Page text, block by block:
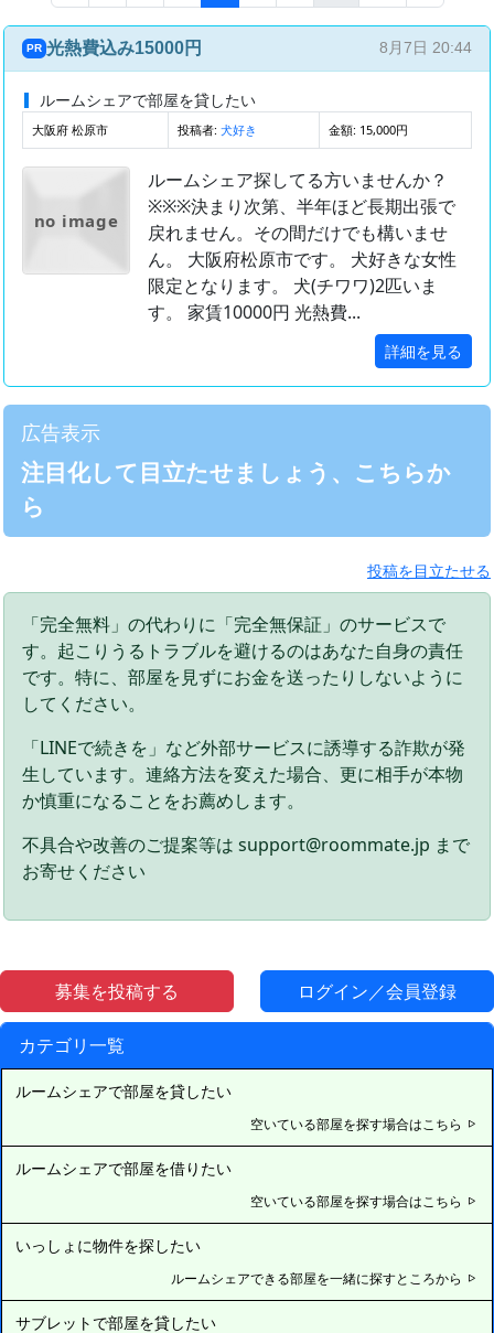
募集を投稿する ログイン／会員登録
カテゴリ一覧
ルームシェアで部屋を貸したい
空いている部屋を探す場合はこちら
ルームシェアで部屋を借りたい
空いている部屋を探す場合はこちら
いっしょに物件を探したい
ルームシェアできる部屋を一緒に探すところから
サブレットで部屋を貸したい
PR 光熱費込み15000円 8月7日 20:44
ルームシェアで部屋を貸したい
大阪府 松原市 投稿者: 犬好き 金額: 15,000円
no image
ルームシェア探してる方いませんか？
※※※決まり次第、半年ほど長期出張で
戻れません。その間だけでも構いませ
ん。 大阪府松原市です。 犬好きな女性
限定となります。 犬(チワワ)2匹いま
す。 家賃10000円 光熱費...
詳細を見る
広告表示
注目化して目立たせましょう、こちらか
ら
投稿を目立たせる
「完全無料」の代わりに「完全無保証」のサービスで
す。起こりうるトラブルを避けるのはあなた自身の責任
です。特に、部屋を見ずにお金を送ったりしないように
してください。
「LINEで続きを」など外部サービスに誘導する詐欺が発
生しています。連絡方法を変えた場合、更に相手が本物
か慎重になることをお薦めします。
不具合や改善のご提案等は support@roommate.jp まで
お寄せください